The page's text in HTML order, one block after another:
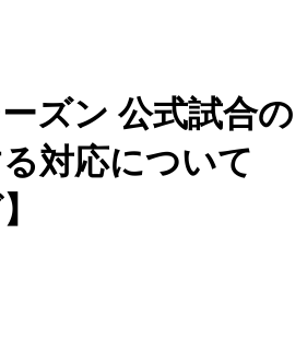
ズン 公式試合の
対応について